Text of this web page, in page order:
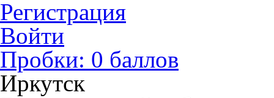
Регистрация
Войти
Пробки: 0 баллов
Иркутск